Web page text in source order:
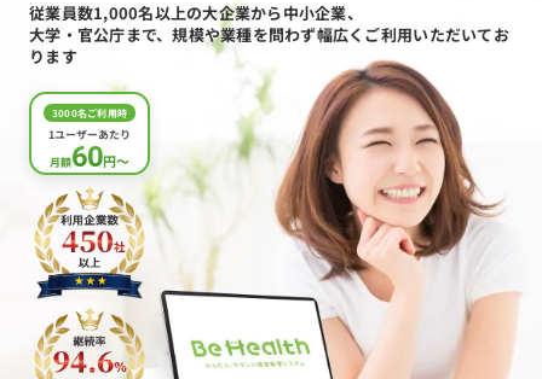
従業員数1,000名以上の大企業から中小企業、
大学・官公庁まで、規模や業種を問わず幅広くご利用いただいてお
ります
3000名ご利用時
1ユーザーあたり
月額60円〜